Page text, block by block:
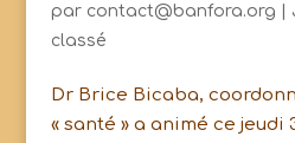
par contact@banfora.org
classé
Dr Brice Bicaba,
« santé » a animé ce jeudi